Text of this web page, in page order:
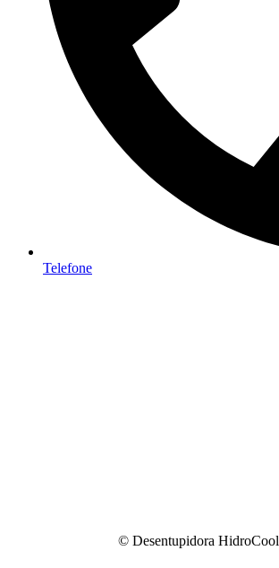
Telefone
© Desentupidora HidroCool